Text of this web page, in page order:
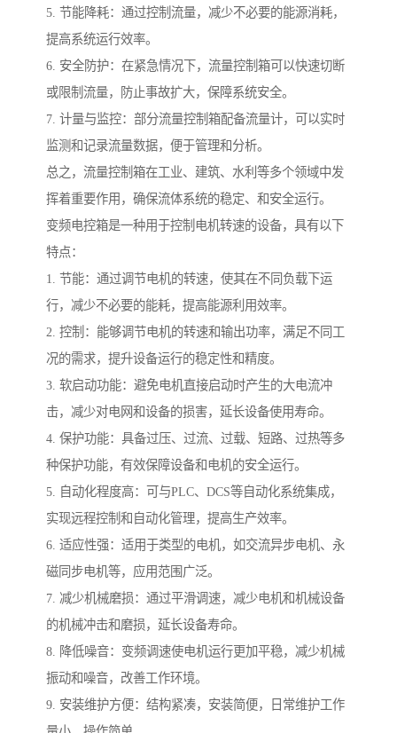
5. 节能降耗：通过控制流量，减少不必要的能源消耗，
提高系统运行效率。
6. 安全防护：在紧急情况下，流量控制箱可以快速切断
或限制流量，防止事故扩大，保障系统安全。
7. 计量与监控：部分流量控制箱配备流量计，可以实时
监测和记录流量数据，便于管理和分析。
总之，流量控制箱在工业、建筑、水利等多个领域中发
挥着重要作用，确保流体系统的稳定、和安全运行。
变频电控箱是一种用于控制电机转速的设备，具有以下
特点：
1. 节能：通过调节电机的转速，使其在不同负载下运
行，减少不必要的能耗，提高能源利用效率。
2. 控制：能够调节电机的转速和输出功率，满足不同工
况的需求，提升设备运行的稳定性和精度。
3. 软启动功能：避免电机直接启动时产生的大电流冲
击，减少对电网和设备的损害，延长设备使用寿命。
4. 保护功能：具备过压、过流、过载、短路、过热等多
种保护功能，有效保障设备和电机的安全运行。
5. 自动化程度高：可与PLC、DCS等自动化系统集成，
实现远程控制和自动化管理，提高生产效率。
6. 适应性强：适用于类型的电机，如交流异步电机、永
磁同步电机等，应用范围广泛。
7. 减少机械磨损：通过平滑调速，减少电机和机械设备
的机械冲击和磨损，延长设备寿命。
8. 降低噪音：变频调速使电机运行更加平稳，减少机械
振动和噪音，改善工作环境。
9. 安装维护方便：结构紧凑，安装简便，日常维护工作